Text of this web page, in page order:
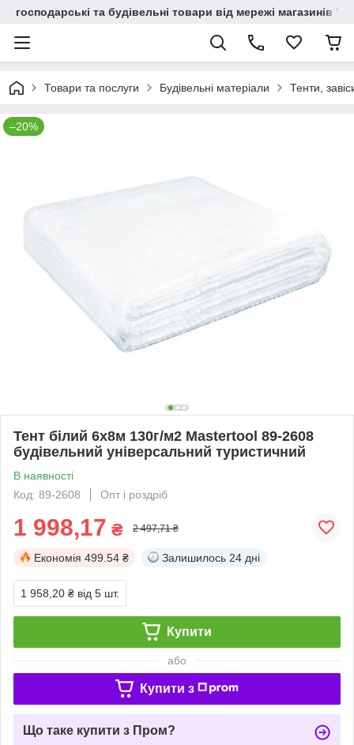
господарські та будівельні товари від мережі магазинів
Товари та послуги Будівельні матеріали Тенти,
–20%
Тент білий 6х8м 130г/м2 Mastertool 89-2608
будівельний універсальний туристичний
В наявності
Код: 89-2608
Опт і роздріб
1 998,17 ₴ 2 497,71 ₴
Економія 499.54 ₴ Залишилось 24 дні
1 958,20 ₴ від 5 шт.
Купити
або
Купити з
Що таке купити з Пром?